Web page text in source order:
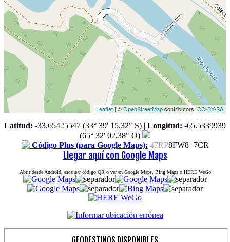
Leaflet | ©OpenStreetMapcontributors,CC-BY-SA
Latitud: -33.65425547 (33° 39' 15,32" S) | Longitud: -65.5339939
(65° 32' 02,38" O)
Código Plus (para Google Maps): 47RP8FW8+7CR
Llegar aquí con Google Maps
Abrir desde Android, escanear código QR o ver en Google Maps, Bing Maps o HERE WeGo
GEODESTINOS DISPONIBLES